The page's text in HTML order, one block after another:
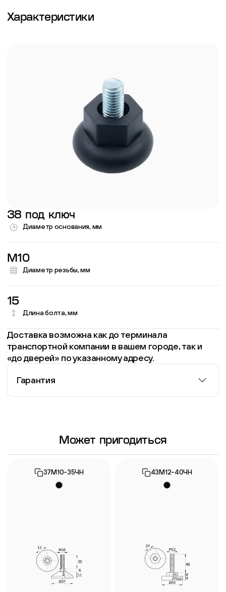
Характеристики
38 под ключ
Диаметр основания, мм
M10
Диаметр резьбы, мм
15
Длина болта, мм
Доставка возможна как до терминала
транспортной компании в вашем городе, так и
«до дверей» по указанному адресу.
Гарантия
Информация о гарантии
Может пригодиться
37М10-35ЧН 43М12-40ЧН